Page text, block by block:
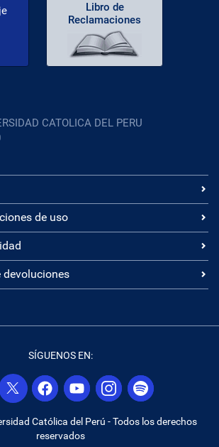
Libro de
Reclamaciones
CATOLICA DEL PERU
de uso
devoluciones
SÍGUENOS EN:
Católica del Perú - Todos los derechos
reservados